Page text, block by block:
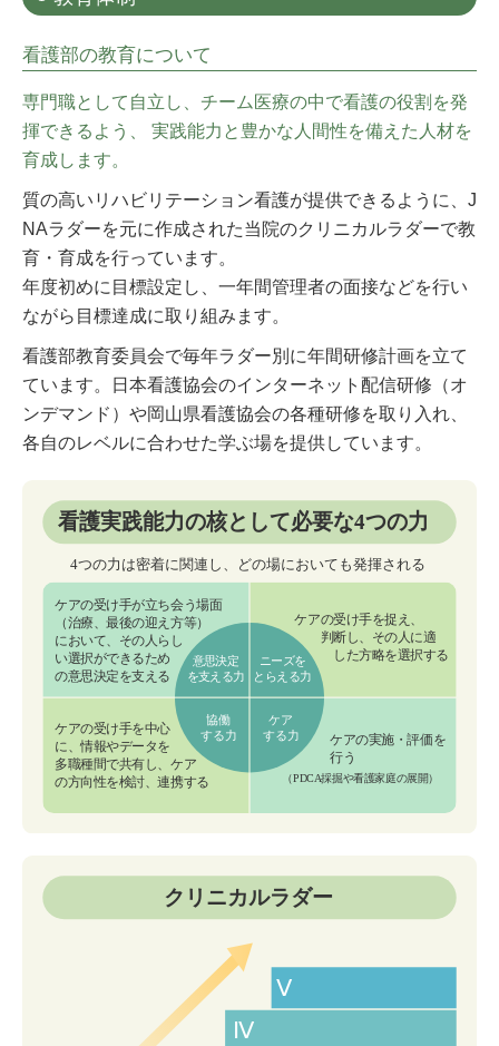
看護部の教育について
専門職として自立し、チーム医療の中で看護の役割を発
揮できるよう、 実践能力と豊かな人間性を備えた人材を
育成します。
質の高いリハビリテーション看護が提供できるように、J
NAラダーを元に作成された当院のクリニカルラダーで教
育・育成を行っています。
年度初めに目標設定し、一年間管理者の面接などを行い
ながら目標達成に取り組みます。
看護部教育委員会で毎年ラダー別に年間研修計画を立て
ています。日本看護協会のインターネット配信研修（オ
ンデマンド）や岡山県看護協会の各種研修を取り入れ、
各自のレベルに合わせた学ぶ場を提供しています。